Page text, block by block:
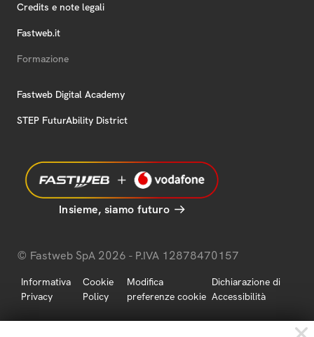
Credits e note legali
Fastweb.it
Formazione
Fastweb Digital Academy
STEP FuturAbility District
Insieme, siamo futuro
© Fastweb SpA 2026 - P.IVA 12878470157
Informativa
Privacy
Cookie
Policy
Modifica
preferenze cookie
Dichiarazione di
Accessibilità